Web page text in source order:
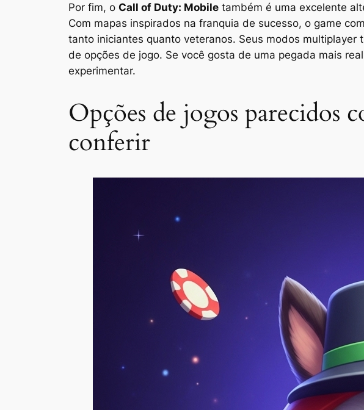
Por fim, o Call of Duty: Mobile também é uma excelente
Com mapas inspirados na franquia de sucesso, o game
tanto iniciantes quanto veteranos. Seus modos
de opções de jogo. Se você gosta de uma pegada mais
experimentar.
Opções de jogos parecidos
conferir